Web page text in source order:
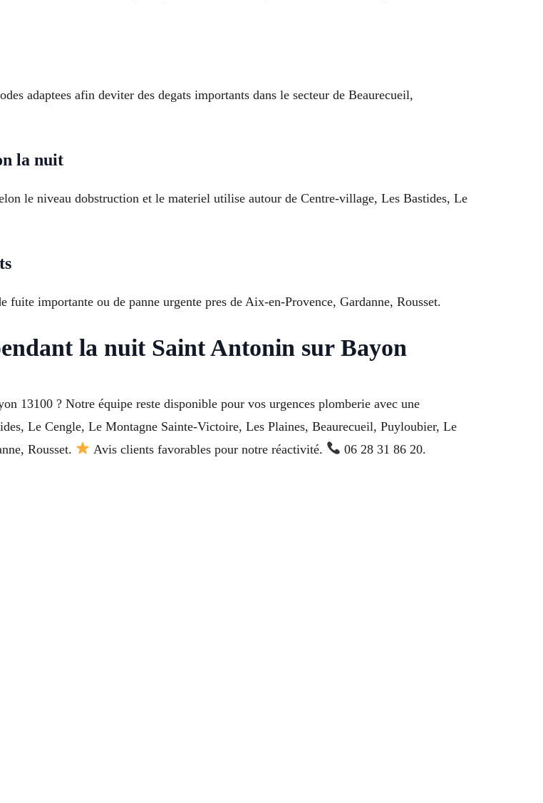
adaptees afin deviter des degats importants dans le secteur de Beaurecueil,
la nuit
le niveau dobstruction et le materiel utilise autour de Centre-village, Les Bastides, Le
fuite importante ou de panne urgente pres de Aix-en-Provence, Gardanne, Rousset.
la nuit Saint Antonin sur Bayon
13100 ? Notre équipe reste disponible pour vos urgences plomberie avec une
Le Cengle, Le Montagne Sainte-Victoire, Les Plaines, Beaurecueil, Puyloubier, Le
Rousset.
Avis clients favorables pour notre réactivité.
06 28 31 86 20.